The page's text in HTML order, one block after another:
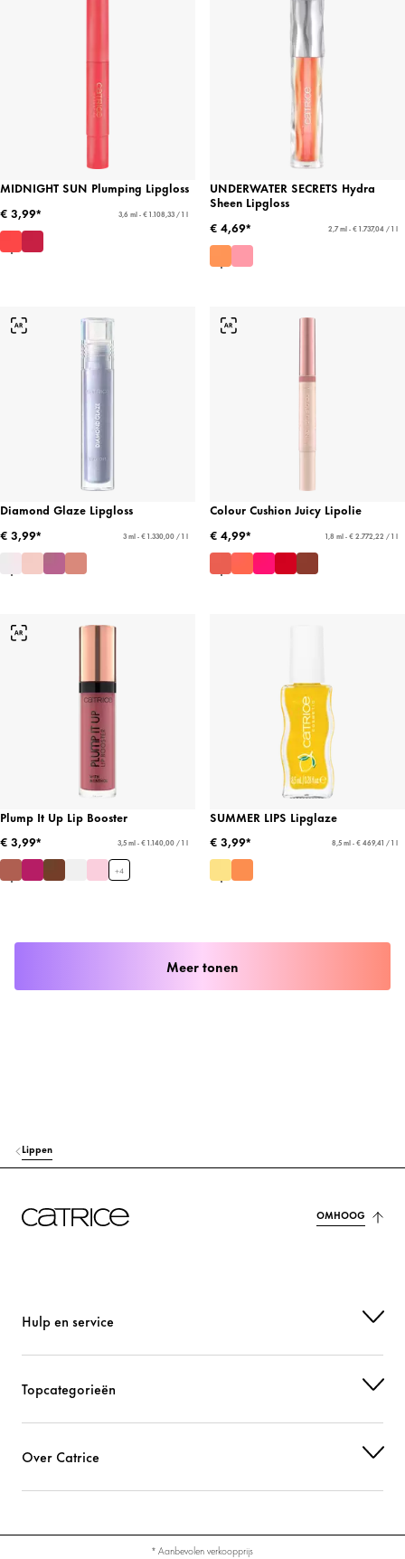
MIDNIGHT SUN Plumping Lipgloss
€ 3,99*
3,6 ml - € 1.108,33 / 1 l
UNDERWATER SECRETS Hydra
Sheen Lipgloss
€ 4,69*
2,7 ml - € 1.737,04 / 1 l
Diamond Glaze Lipgloss
€ 3,99*
3 ml - € 1.330,00 / 1 l
Colour Cushion Juicy Lipolie
€ 4,99*
1,8 ml - € 2.772,22 / 1 l
Plump It Up Lip Booster
€ 3,99*
3,5 ml - € 1.140,00 / 1 l
+4
SUMMER LIPS Lipglaze
€ 3,99*
8,5 ml - € 469,41 / 1 l
Meer tonen
Lippen
OMHOOG
Hulp en service
Topcategorieën
Over Catrice
* Aanbevolen verkoopprijs